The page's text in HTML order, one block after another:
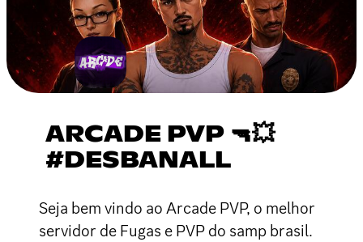
ARCADE PVP 🔫💥
#DESBANALL
Seja bem vindo ao Arcade PVP, o melhor
servidor de Fugas e PVP do samp brasil.